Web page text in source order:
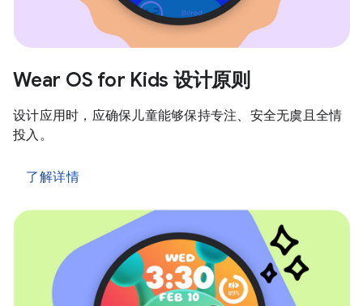
Wear OS for Kids 设计原则
设计应用时，应确保儿童能够保持专注、安全无虞且全情
投入。
了解详情